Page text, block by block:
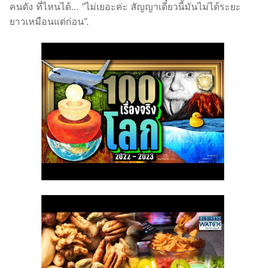
คนดัง ที่ไหนได้… “ไม่เยอะค่ะ สัญญาเดี๋ยวนี้มันไม่ได้ระยะ
ยาวเหมือนแต่ก่อน”.